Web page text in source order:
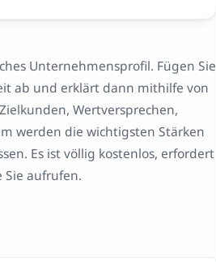
Unternehmensprofil. Fügen Sie
ab und erklärt dann mithilfe von
Wertversprechen,
werden die wichtigsten Stärken
Es ist völlig kostenlos, erfordert
aufrufen.